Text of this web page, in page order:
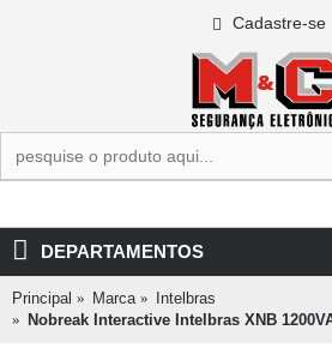
Cadastre-se
DEPARTAMENTOS
Principal Marca
Intelbras
Nobreak Interactive Intelbras XNB